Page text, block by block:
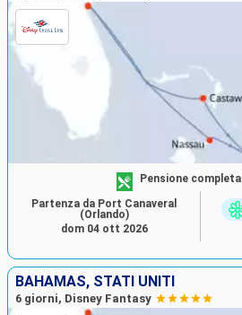
Pensione completa
Partenza da Port Canaveral
(Orlando)
dom 04 ott 2026
BAHAMAS, STATI UNITI
6 giorni, Disney Fantasy